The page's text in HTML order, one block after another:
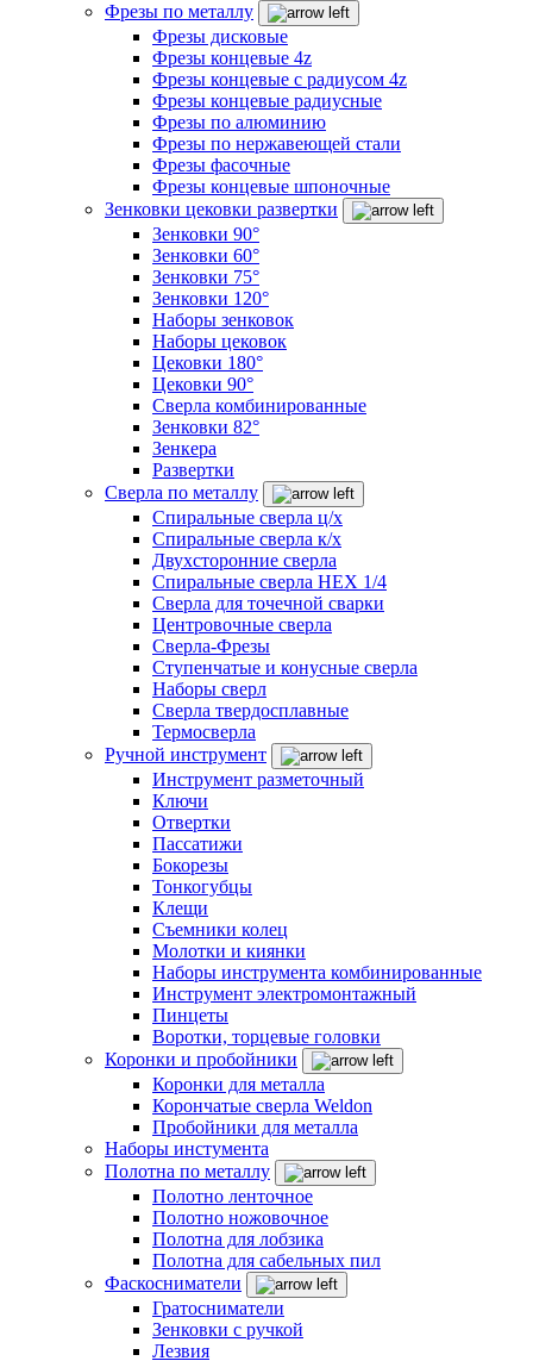
Фрезы по металлу
Фрезы дисковые
Фрезы концевые 4z
Фрезы концевые с радиусом 4z
Фрезы концевые радиусные
Фрезы по алюминию
Фрезы по нержавеющей стали
Фрезы фасочные
Фрезы концевые шпоночные
Зенковки цековки развертки
Зенковки 90°
Зенковки 60°
Зенковки 75°
Зенковки 120°
Наборы зенковок
Наборы цековок
Цековки 180°
Цековки 90°
Сверла комбинированные
Зенковки 82°
Зенкера
Развертки
Сверла по металлу
Спиральные сверла ц/х
Спиральные сверла к/х
Двухсторонние сверла
Спиральные сверла HEX 1/4
Сверла для точечной сварки
Центровочные сверла
Сверла-Фрезы
Ступенчатые и конусные сверла
Наборы сверл
Сверла твердосплавные
Термосверла
Ручной инструмент
Инструмент разметочный
Ключи
Отвертки
Пассатижи
Бокорезы
Тонкогубцы
Клещи
Съемники колец
Молотки и киянки
Наборы инструмента комбинированные
Инструмент электромонтажный
Пинцеты
Воротки, торцевые головки
Коронки и пробойники
Коронки для металла
Корончатые сверла Weldon
Пробойники для металла
Наборы инстумента
Полотна по металлу
Полотно ленточное
Полотно ножовочное
Полотна для лобзика
Полотна для сабельных пил
Фаскосниматели
Гратосниматели
Зенковки с ручкой
Лезвия